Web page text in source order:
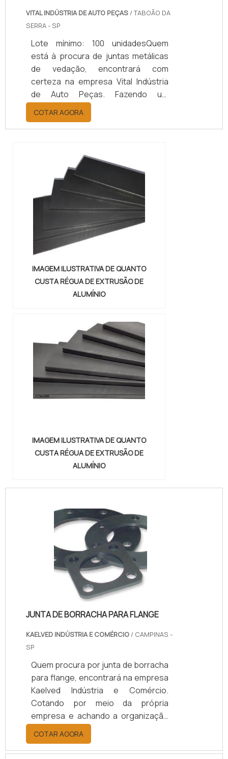
VITAL INDÚSTRIA DE AUTO PEÇAS / TABOÃO DA
SERRA - SP
Lote mínimo: 100 unidadesQuem
está à procura de juntas metálicas
de vedação, encontrará com
certeza na empresa Vital Indústria
de Auto Peças. Fazendo um
orçamento por meio da maior
empresa da área, é possível achar a
sofisticação, qualidade e preço
questão é juntas metálicas de
vedação, com a melhor mão de obra
da Vital Indústria de Auto Peças, o
cliente receberá ótima qualidade
com responsabilidade ambient...
COTAR AGORA
IMAGEM ILUSTRATIVA DE QUANTO
CUSTA RÉGUA DE EXTRUSÃO DE
ALUMÍNIO
IMAGEM ILUSTRATIVA DE QUANTO
CUSTA RÉGUA DE EXTRUSÃO DE
ALUMÍNIO
JUNTA DE BORRACHA PARA FLANGE
KAELVED INDÚSTRIA E COMÉRCIO / CAMPINAS -
SP
Quem procura por junta de borracha
para flange, encontrará na empresa
Kaelved Indústria e Comércio.
Cotando por meio da própria
empresa e achando a organização
mais competente do ramo.Quando a
procura é por junta de borracha
para flange, com a melhor mão de
COTAR AGORA